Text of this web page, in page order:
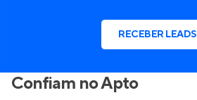
RECEBER LEADS
Confiam no Apto